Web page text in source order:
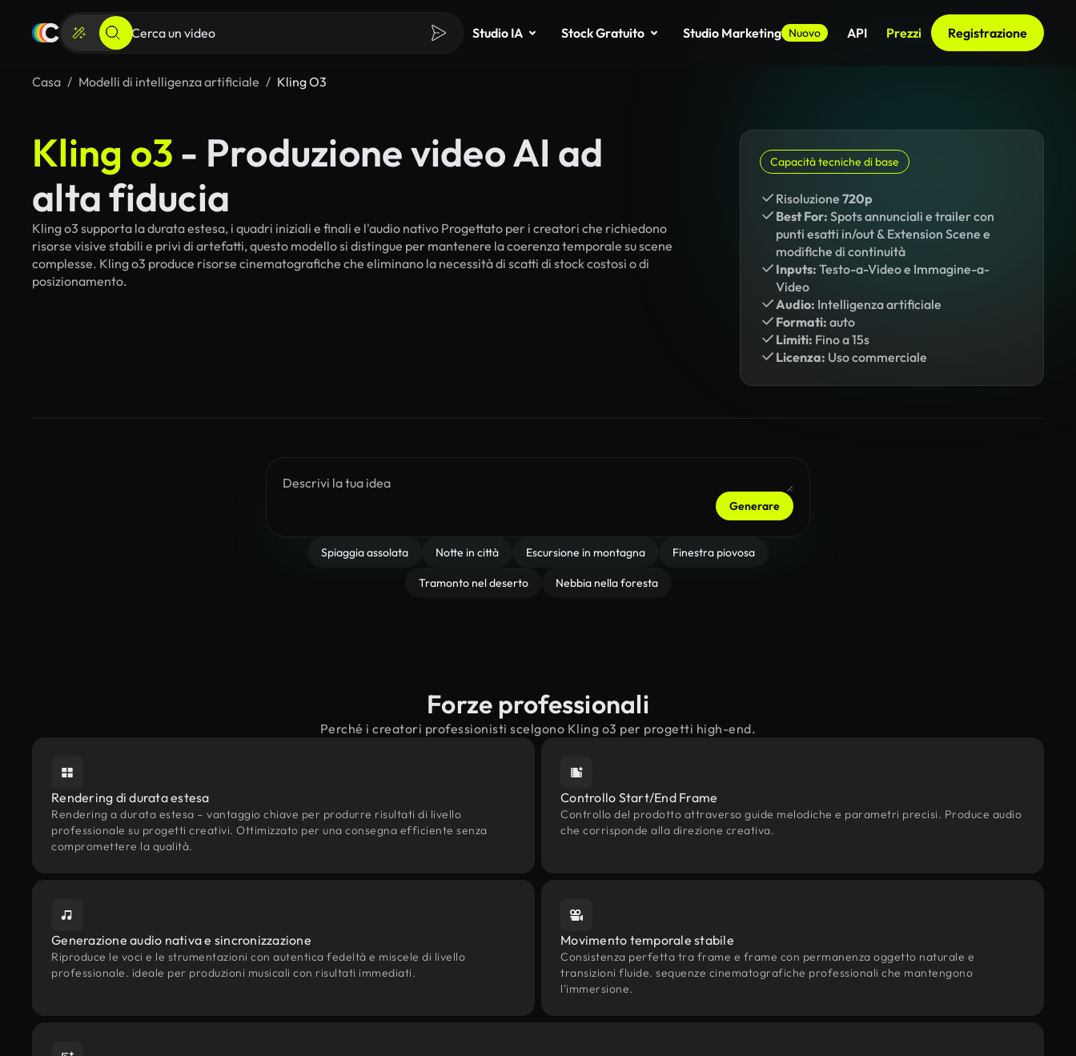
Studio IA Stock Gratuito Studio Marketing Nuovo API Prezzi Registrazione
Casa Modelli di intelligenza artificiale Kling O3
Kling o3 - Produzione video AI ad
alta fiducia
Kling o3 supporta la durata estesa, i quadri iniziali e finali e l'audio nativo Progettato per i creatori che richiedono
risorse visive stabili e privi di artefatti, questo modello si distingue per mantenere la coerenza temporale su scene
complesse. Kling o3 produce risorse cinematografiche che eliminano la necessità di scatti di stock costosi o di
posizionamento.
Capacità tecniche di base
Risoluzione 720p
Best For: Spots annunciali e trailer con
punti esatti in/out & Extension Scene e
modifiche di continuità
Inputs: Testo-a-Video e Immagine-a-
Video
Audio: Intelligenza artificiale
Formati: auto
Limiti: Fino a 15s
Licenza: Uso commerciale
Generare
Spiaggia assolata Notte in città Escursione in montagna Finestra piovosa
Tramonto nel deserto Nebbia nella foresta
Forze professionali
Perché i creatori professionisti scelgono Kling o3 per progetti high-end.
Rendering di durata estesa
Rendering a durata estesa – vantaggio chiave per produrre risultati di livello
professionale su progetti creativi. Ottimizzato per una consegna efficiente senza
compromettere la qualità.
Controllo Start/End Frame
Controllo del prodotto attraverso guide melodiche e parametri precisi. Produce audio
che corrisponde alla direzione creativa.
Generazione audio nativa e sincronizzazione
Riproduce le voci e le strumentazioni con autentica fedeltà e miscele di livello
professionale. ideale per produzioni musicali con risultati immediati.
Movimento temporale stabile
Consistenza perfetta tra frame e frame con permanenza oggetto naturale e
transizioni fluide. sequenze cinematografiche professionali che mantengono
l'immersione.